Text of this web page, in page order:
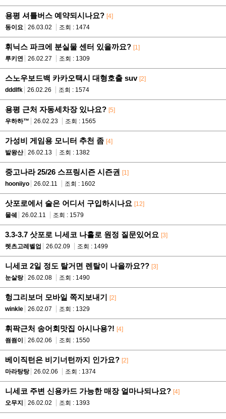
용평 셔틀버스 예약되시나요? [4]
동이요
26.03.02 조회 : 1474
휘닉스 파크에 분실물 센터 있을까요? [1]
루키연
26.02.27 조회 : 1309
스노우보드백 카카오택시 대형호출 suv [2]
dddlfk
26.02.26 조회 : 1574
용평 근처 자동세차장 있나요? [5]
우하하™
26.02.23 조회 : 1565
가성비 게임용 모니터 추천 좀 [4]
발왕산
26.02.13 조회 : 1382
중고나라 25/26 스프링시즌 시즌권 [1]
hooniiyo
26.02.11 조회 : 1602
삿포로에서 술은 어디서 구입하시나요 [12]
물쉐
26.02.11 조회 : 1579
3.3-3.7 삿포로 니세코 나홀로 원정 질문있어요 [3]
렛츠고레벨업
26.02.09 조회 : 1499
니세코 2일 정도 탈거면 렌탈이 나을까요?? [3]
눈살랑
26.02.08 조회 : 1490
헝그리보더 모바일 쪽지보내기 [2]
winkle
26.02.07 조회 : 1329
휘팍근처 송어회맛집 아시나용?! [4]
씜씜이
26.02.06 조회 : 1550
베이직턴은 비기너턴까지 인가요? [2]
마라탕탕
26.02.06 조회 : 1374
니세코 주변 신용카드 가능한 매장 얼마나되나요? [4]
오무지
26.02.02 조회 : 1393